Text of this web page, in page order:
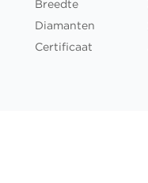
Breedte
Diamanten
Certificaat